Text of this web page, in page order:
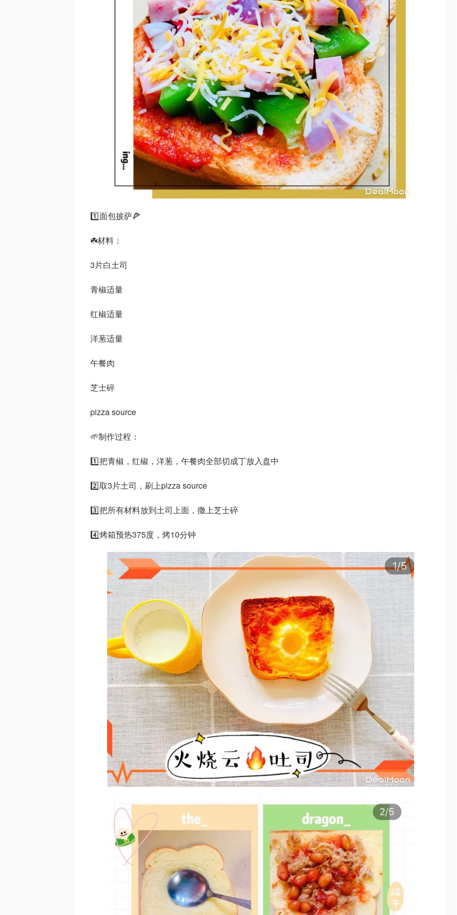
1️⃣面包披萨🍕
☘️材料：
3片白土司
青椒适量
红椒适量
洋葱适量
午餐肉
芝士碎
pizza source
🌱制作过程：
1️⃣把青椒，红椒，洋葱，午餐肉全部切成丁放入盘中
2️⃣取3片土司，刷上pizza source
3️⃣把所有材料放到土司上面，撒上芝士碎
4️⃣烤箱预热375度，烤10分钟